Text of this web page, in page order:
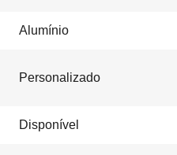
Alumínio
Personalizado
Disponível